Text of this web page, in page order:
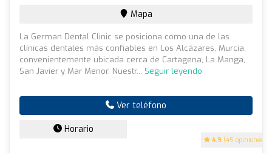
4.9 (45 opiniones)
Mapa
La German Dental Clinic se posiciona como una de las
clínicas dentales más confiables en Los Alcázares, Murcia,
convenientemente ubicada cerca de Cartagena, La Manga,
San Javier y Mar Menor. Nuestr... Seguir leyendo
Ver teléfono
Horario